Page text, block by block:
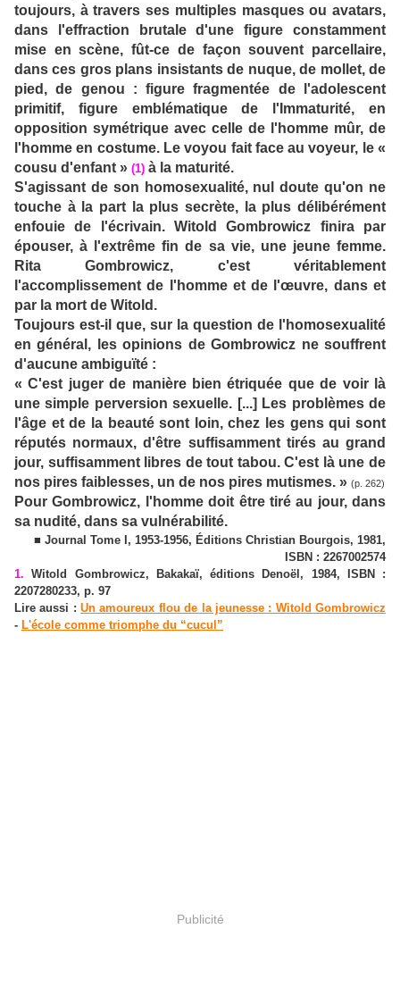
toujours, à travers ses multiples masques ou avatars,
dans l'effraction brutale d'une figure constamment
mise en scène, fût-ce de façon souvent parcellaire,
dans ces gros plans insistants de nuque, de mollet, de
pied, de genou : figure fragmentée de l'adolescent
primitif, figure emblématique de l'Immaturité, en
opposition symétrique avec celle de l'homme mûr, de
l'homme en costume. Le voyou fait face au voyeur, le «
cousu d'enfant » (1) à la maturité.
S'agissant de son homosexualité, nul doute qu'on ne
touche à la part la plus secrète, la plus délibérément
enfouie de l'écrivain. Witold Gombrowicz finira par
épouser, à l'extrême fin de sa vie, une jeune femme.
Rita Gombrowicz, c'est véritablement
l'accomplissement de l'homme et de l'œuvre, dans et
par la mort de Witold.
Toujours est-il que, sur la question de l'homosexualité
en général, les opinions de Gombrowicz ne souffrent
d'aucune ambiguïté :
« C'est juger de manière bien étriquée que de voir là
une simple perversion sexuelle. [...] Les problèmes de
l'âge et de la beauté sont loin, chez les gens qui sont
réputés normaux, d'être suffisamment tirés au grand
jour, suffisamment libres de tout tabou. C'est là une de
nos pires faiblesses, un de nos pires mutismes. » (p. 262)
Pour Gombrowicz, l'homme doit être tiré au jour, dans
sa nudité, dans sa vulnérabilité.
■ Journal Tome I, 1953-1956, Éditions Christian Bourgois, 1981,
ISBN : 2267002574
1. Witold Gombrowicz, Bakakaï, éditions Denoël, 1984, ISBN :
2207280233, p. 97
Lire aussi :Un amoureux flou de la jeunesse : Witold Gombrowicz
- L'école comme triomphe du “cucul”
Publicité